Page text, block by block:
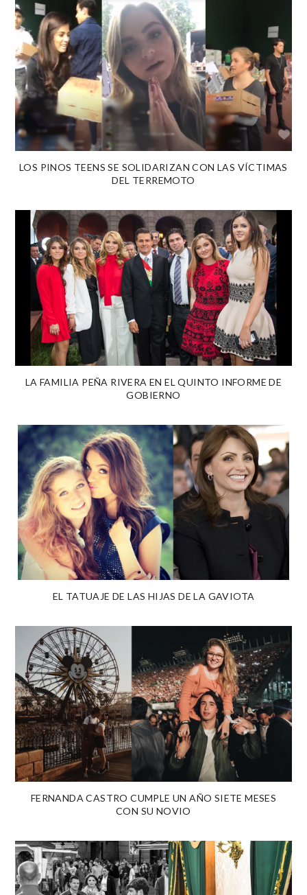
LOS PINOS TEENS SE SOLIDARIZAN CON LAS VÍCTIMAS
DEL TERREMOTO
LA FAMILIA PEÑA RIVERA EN EL QUINTO INFORME DE
GOBIERNO
EL TATUAJE DE LAS HIJAS DE LA GAVIOTA
FERNANDA CASTRO CUMPLE UN AÑO SIETE MESES
CON SU NOVIO